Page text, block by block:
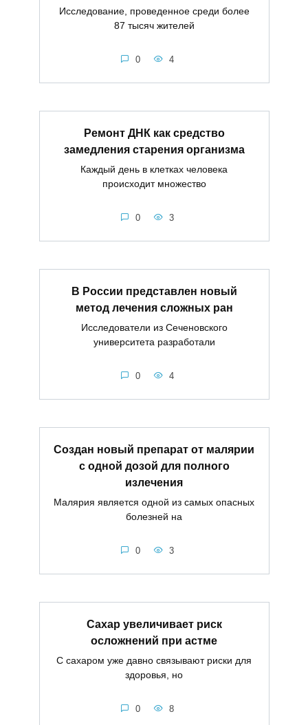
Исследование, проведенное среди более
87 тысяч жителей
0 4
Ремонт ДНК как средство
замедления старения организма
Каждый день в клетках человека
происходит множество
0 3
В России представлен новый
метод лечения сложных ран
Исследователи из Сеченовского
университета разработали
0 4
Создан новый препарат от малярии
с одной дозой для полного
излечения
Малярия является одной из самых опасных
болезней на
0 3
Сахар увеличивает риск
осложнений при астме
С сахаром уже давно связывают риски для
здоровья, но
0 8